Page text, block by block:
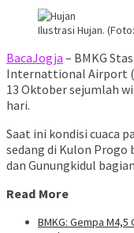
Ilustrasi Hujan.
BacaJogja – BMKG
Internattional Airport
13 Oktober sejumlah
hari.
Saat ini kondisi cuaca
sedang di Kulon
dan Gunungkidul
Read More
BMKG: Gempa